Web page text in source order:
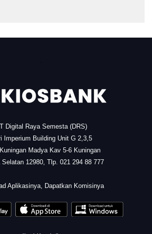
.
Digital Raya Semesta (DRS)
Imperium Building Unit G 2,3,5
Madya Kav 5-6 Kuningan
Selatan 12980, Tlp. 021 294 88 777
Aplikasinya, Dapatkan Komisinya